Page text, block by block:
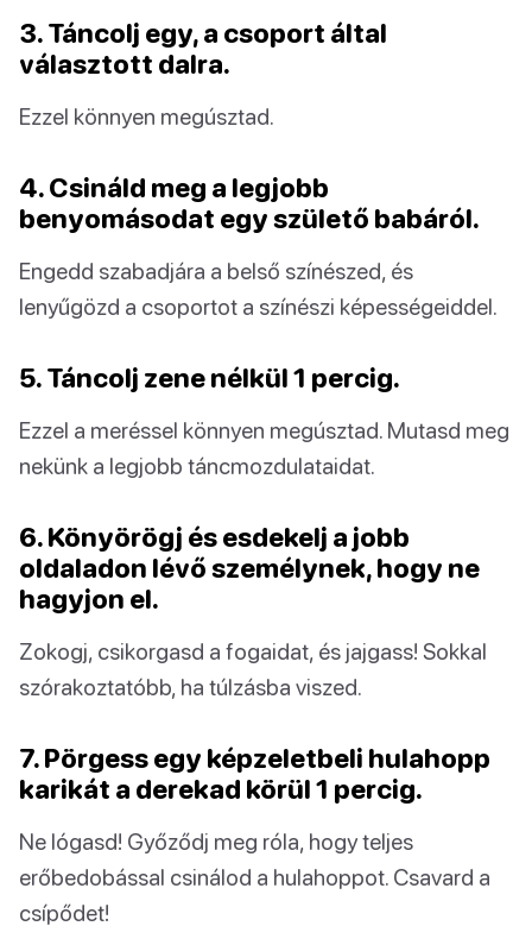
3. Táncolj egy, a csoport által
választott dalra.
Ezzel könnyen megúsztad.
4. Csináld meg a legjobb
benyomásodat egy születő babáról.
Engedd szabadjára a belső színészed, és
lenyűgözd a csoportot a színészi képességeiddel.
5. Táncolj zene nélkül 1 percig.
Ezzel a meréssel könnyen megúsztad. Mutasd meg
nekünk a legjobb táncmozdulataidat.
6. Könyörögj és esdekelj a jobb
oldaladon lévő személynek, hogy ne
hagyjon el.
Zokogj, csikorgasd a fogaidat, és jajgass! Sokkal
szórakoztatóbb, ha túlzásba viszed.
7. Pörgess egy képzeletbeli hulahopp
karikát a derekad körül 1 percig.
Ne lógasd! Győződj meg róla, hogy teljes
erőbedobással csinálod a hulahoppot. Csavard a
csípődet!